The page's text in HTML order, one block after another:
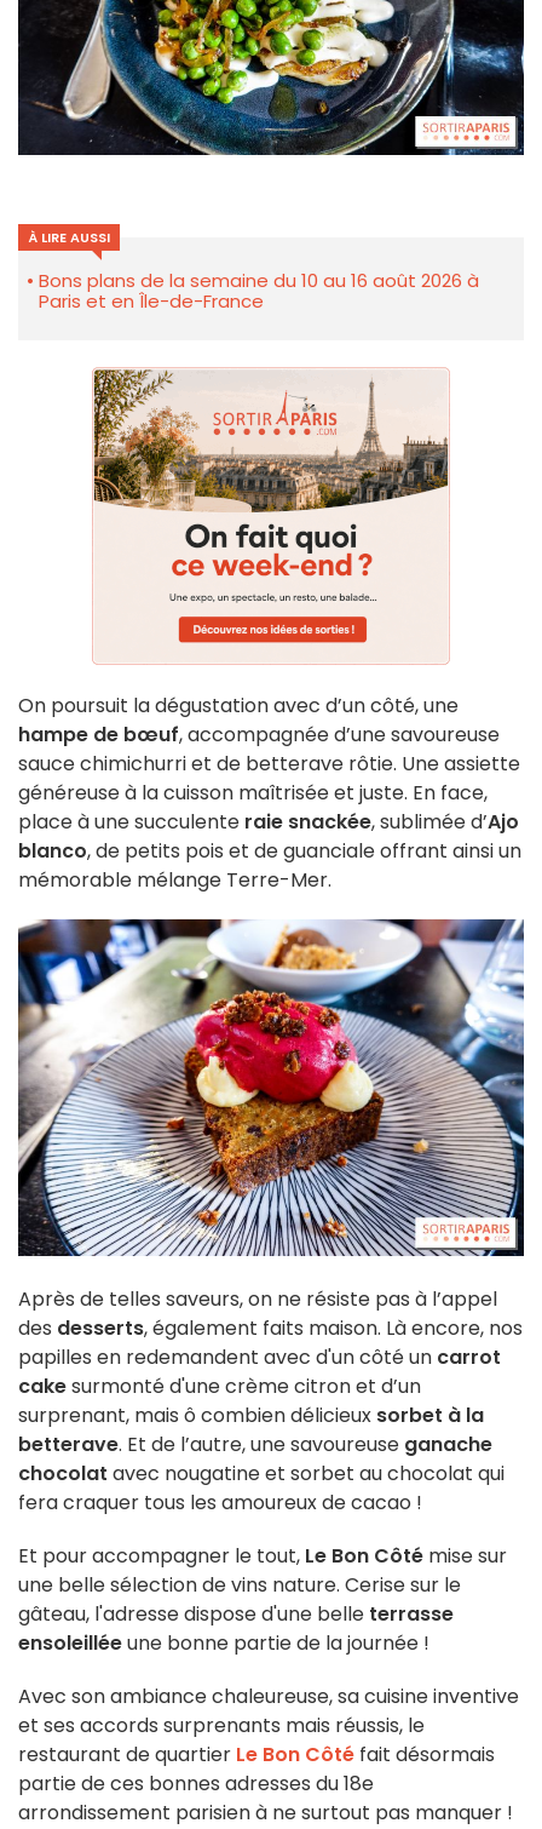
À LIRE AUSSI
Bons plans de la semaine du 10 au 16 août 2026 à
Paris et en Île-de-France
On poursuit la dégustation avec d’un côté, une
hampe de bœuf, accompagnée d’une savoureuse
sauce chimichurri et de betterave rôtie. Une assiette
généreuse à la cuisson maîtrisée et juste. En face,
place à une succulente raie snackée, sublimée d’Ajo
blanco, de petits pois et de guanciale offrant ainsi un
mémorable mélange Terre-Mer.
Après de telles saveurs, on ne résiste pas à l’appel
des desserts, également faits maison. Là encore, nos
papilles en redemandent avec d'un côté un carrot
cakesurmonté d'une crème citron et d’un
surprenant, mais ô combien délicieux sorbet à la
betterave. Et de l’autre, une savoureuse ganache
chocolat avec nougatine et sorbet au chocolat qui
fera craquer tous les amoureux de cacao !
Et pour accompagner le tout, Le Bon Côté mise sur
une belle sélection de vins nature. Cerise sur le
gâteau, l'adresse dispose d'une belle terrasse
ensoleilléeune bonne partie de la journée !
Avec son ambiance chaleureuse, sa cuisine inventive
et ses accords surprenants mais réussis, le
restaurant de quartier Le Bon Côté fait désormais
partie de ces bonnes adresses du 18e
arrondissement parisien à ne surtout pas manquer !